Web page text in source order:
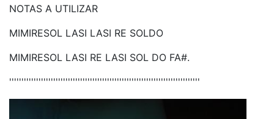
NOTAS A UTILIZAR
MIMIRESOL LASI LASI RE SOLDO
MIMIRESOL LASI RE LASI SOL DO FA#.
''''''''''''''''''''''''''''''''''''''''''''''''''''''''''''''''''''''''''''''